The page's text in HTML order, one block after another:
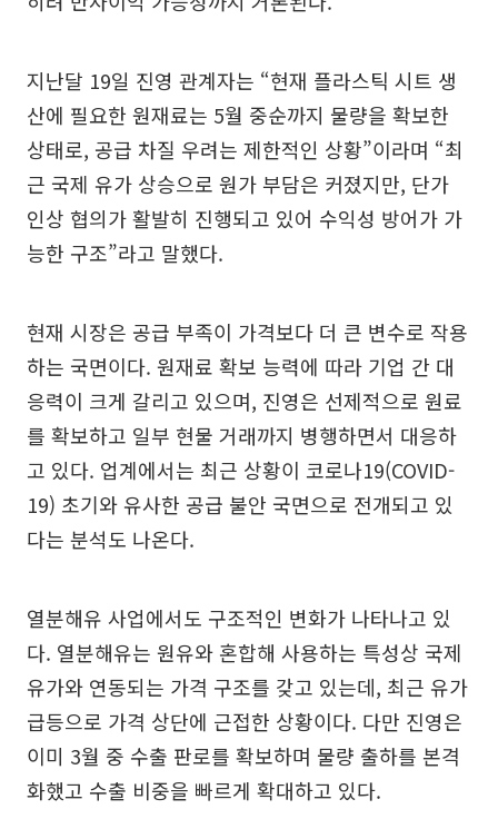
지난달 19일 진영 관계자는 “현재 플라스틱 시트 생
산에 필요한 원재료는 5월 중순까지 물량을 확보한
상태로, 공급 차질 우려는 제한적인 상황”이라며 “최
근 국제 유가 상승으로 원가 부담은 커졌지만, 단가
인상 협의가 활발히 진행되고 있어 수익성 방어가 가
능한 구조”라고 말했다.
현재 시장은 공급 부족이 가격보다 더 큰 변수로 작용
하는 국면이다. 원재료 확보 능력에 따라 기업 간 대
응력이 크게 갈리고 있으며, 진영은 선제적으로 원료
를 확보하고 일부 현물 거래까지 병행하면서 대응하
고 있다. 업계에서는 최근 상황이 코로나19(COVID-
19) 초기와 유사한 공급 불안 국면으로 전개되고 있
다는 분석도 나온다.
열분해유 사업에서도 구조적인 변화가 나타나고 있
다. 열분해유는 원유와 혼합해 사용하는 특성상 국제
유가와 연동되는 가격 구조를 갖고 있는데, 최근 유가
급등으로 가격 상단에 근접한 상황이다. 다만 진영은
이미 3월 중 수출 판로를 확보하며 물량 출하를 본격
화했고 수출 비중을 빠르게 확대하고 있다.